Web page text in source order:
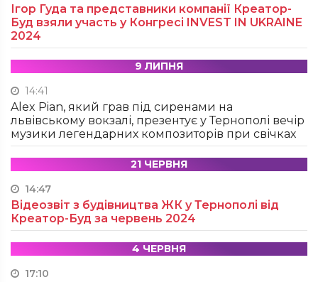
Ігор Гуда та представники компанії Креатор-
Буд взяли участь у Конгресі INVEST IN UKRAINE
2024
9 ЛИПНЯ
14:41
Alex Pian, який грав під сиренами на
львівському вокзалі, презентує у Тернополі вечір
музики легендарних композиторів при свічках
21 ЧЕРВНЯ
14:47
Відеозвіт з будівництва ЖК у Тернополі від
Креатор-Буд за червень 2024
4 ЧЕРВНЯ
17:10